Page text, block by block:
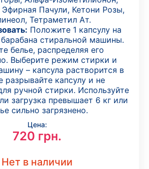
Пачули, Кетони Розы,
Тетраметил Ат.
Положите 1 капсулу на
стиральной машины.
белье, распределяя его
Выберите режим стирки и
– капсула растворится в
разрывайте капсулу и не
ручной стирки. Используйте
загрузка превышает 6 кг или
сильно загрязнено.
Цена:
720 грн.
Нет в наличии